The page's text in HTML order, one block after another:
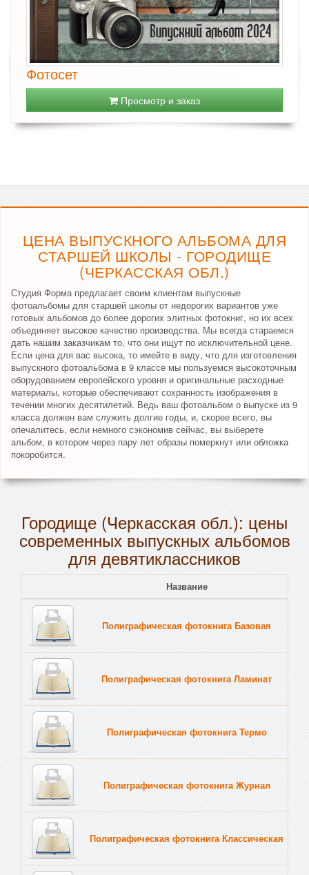
Фотосет
Просмотр и заказ
ЦЕНА ВЫПУСКНОГО АЛЬБОМА ДЛЯ
СТАРШЕЙ ШКОЛЫ - ГОРОДИЩЕ
(ЧЕРКАССКАЯ ОБЛ.)
Студия Форма предлагает своим клиентам выпускные
фотоальбомы для старшей школы от недорогих вариантов уже
готовых альбомов до более дорогих элитных фотокниг, но их всех
объединяет высокое качество производства. Мы всегда стараемся
дать нашим заказчикам то, что они ищут по исключительной цене.
Если цена для вас высока, то имейте в виду, что для изготовления
выпускного фотоальбома в 9 классе мы пользуемся высокоточным
оборудованием европейского уровня и оригинальные расходные
материалы, которые обеспечивают сохранность изображения в
течении многих десятилетий. Ведь ваш фотоальбом о выпуске из 9
класса должен вам служить долгие годы, и, скорее всего, вы
опечалитесь, если немного сэкономив сейчас, вы выберете
альбом, в котором через пару лет образы померкнут или обложка
покоробится.
Городище (Черкасская обл.): цены
современных выпускных альбомов
для девятиклассников
Название
Полиграфическая фотокнига Базовая
Полиграфическая фотокнига Ламинат
Полиграфическая фотокнига Термо
Полиграфическая фотокнига Журнал
Полиграфическая фотокнига Классическая